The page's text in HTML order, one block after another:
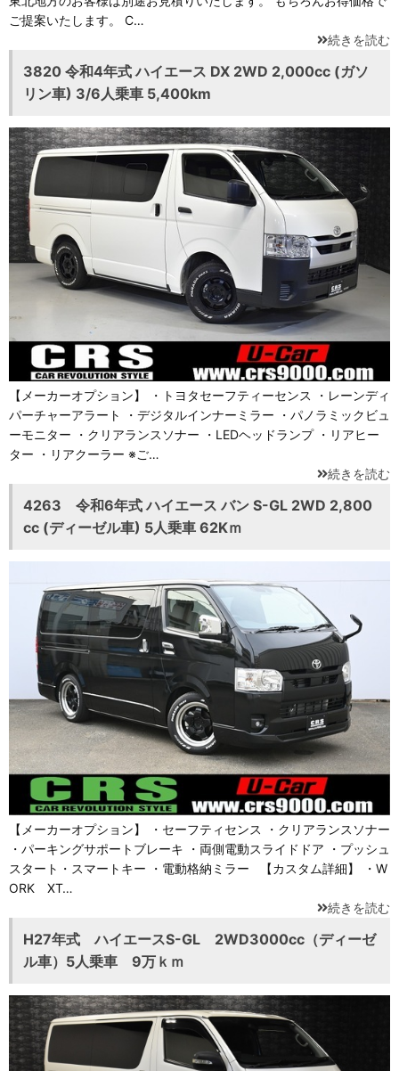
ご提案いたします。 C…
続きを読む
3820 令和4年式 ハイエース DX 2WD 2,000cc (ガソ
リン車) 3/6人乗車 5,400km
【メーカーオプション】 ・トヨタセーフティーセンス ・レーンディ
パーチャーアラート ・デジタルインナーミラー ・パノラミックビュ
ーモニター ・クリアランスソナー ・LEDヘッドランプ ・リアヒー
ター ・リアクーラー ※ご…
続きを読む
4263 令和6年式 ハイエース バン S-GL 2WD 2,800
cc (ディーゼル車) 5人乗車 62Kｍ
【メーカーオプション】 ・セーフティセンス ・クリアランスソナー
・パーキングサポートブレーキ ・両側電動スライドドア ・プッシュ
スタート・スマートキー ・電動格納ミラー 【カスタム詳細】 ・W
ORK XT…
続きを読む
H27年式 ハイエースS-GL 2WD3000cc（ディーゼ
ル車）5人乗車 9万ｋｍ